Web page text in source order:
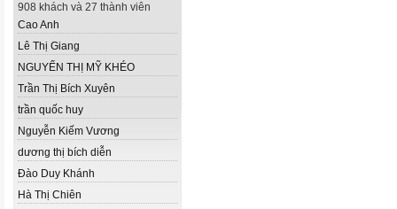
908 khách và 27 thành viên
Cao Anh
Lê Thị Giang
NGUYỂN THỊ MỸ KHÉO
Trần Thị Bích Xuyên
trần quốc huy
Nguyễn Kiếm Vương
dương thị bích diễn
Đào Duy Khánh
Hà Thị Chiên